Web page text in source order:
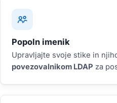
Popoln imenik
Upravljajte svoje stike in
povezovalnikom LDAP za